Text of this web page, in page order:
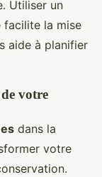
Utiliser un
facilite la mise
aide à planifier
votre
dans la
votre